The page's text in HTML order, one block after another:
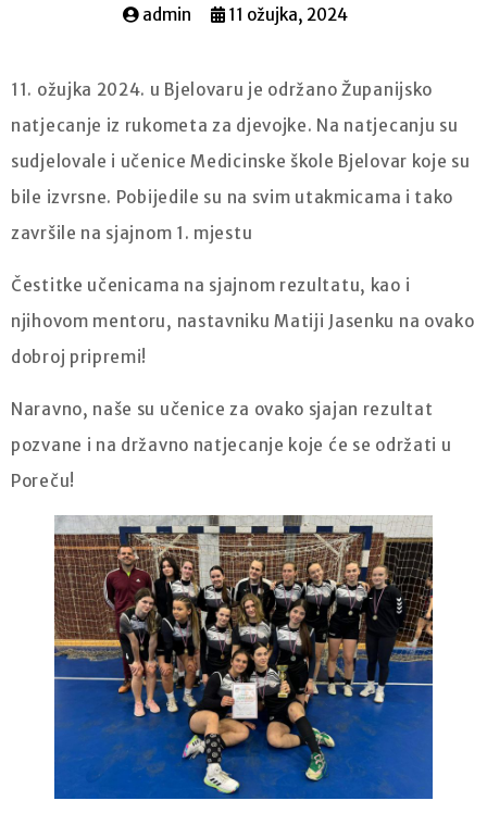
admin 11 ožujka, 2024
11. ožujka 2024. u Bjelovaru je održano Županijsko
natjecanje iz rukometa za djevojke. Na natjecanju su
sudjelovale i učenice Medicinske škole Bjelovar koje su
bile izvrsne. Pobijedile su na svim utakmicama i tako
završile na sjajnom 1. mjestu
Čestitke učenicama na sjajnom rezultatu, kao i
njihovom mentoru, nastavniku Matiji Jasenku na ovako
dobroj pripremi!
Naravno, naše su učenice za ovako sjajan rezultat
pozvane i na državno natjecanje koje će se održati u
Poreču!